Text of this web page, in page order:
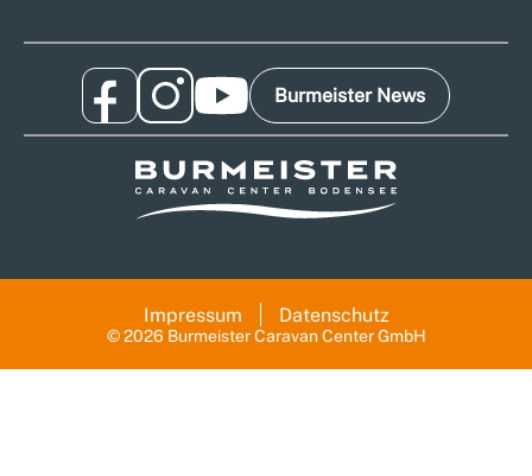
Burmeister News
© 2026 Burmeister Caravan Center GmbH
Impressum Datenschutz